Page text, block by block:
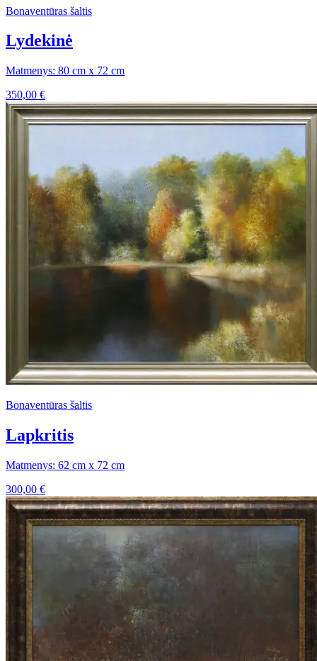
Bonaventūras šaltis
Lydekinė
Matmenys: 80 cm x 72 cm
350,00 €
Bonaventūras šaltis
Lapkritis
Matmenys: 62 cm x 72 cm
300,00 €